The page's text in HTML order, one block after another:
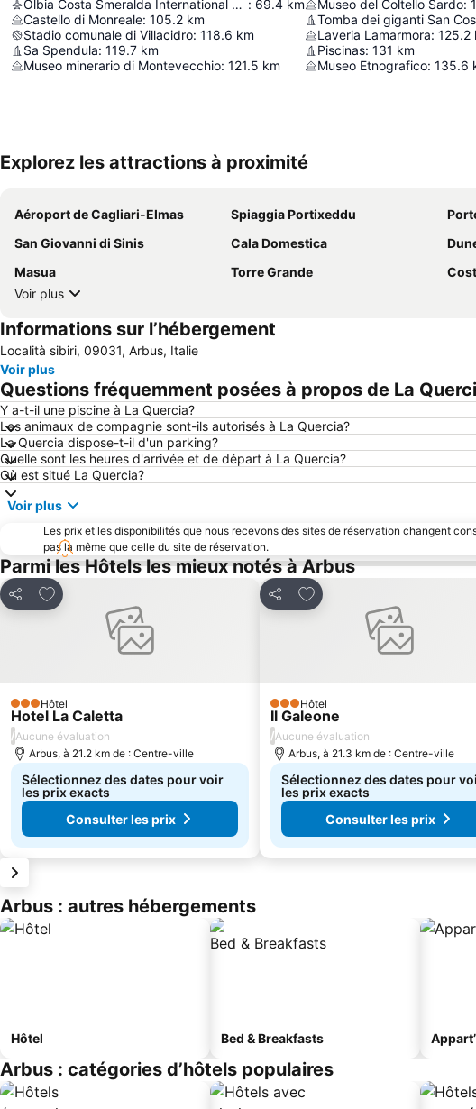
Olbia Costa Smeralda International Airport : 69.4 km
Castello di Monreale: 105.2 km
Stadio comunale di Villacidro: 118.6 km
Sa Spendula: 119.7 km
Museo minerario di Montevecchio: 121.5 km
Museo del Coltello Sardo:
Tomba dei giganti San
Laveria Lamarmora: 125.2
Piscinas: 131 km
Museo Etnografico: 135.6
Explorez les attractions à proximité
Aéroport de Cagliari-Elmas Spiaggia Portixeddu
San Giovanni di Sinis
Cala Domestica
Masua
Torre Grande
Voir plus
Informations sur l’hébergement
Località sibiri, 09031, Arbus, Italie
Voir plus
Questions fréquemment posées à propos de La
Y a-t-il une piscine à La Quercia?
Les animaux de compagnie sont-ils autorisés à La Quercia?
La Quercia dispose-t-il d'un parking?
Quelle sont les heures d'arrivée et de départ à La Quercia?
Où est situé La Quercia?
Voir plus
Les prix et les disponibilités que nous recevons des sites de réservation changent
pas la même que celle du site de réservation.
Parmi les Hôtels les mieux notés à Arbus
Partager
Ajouter à mes favoris
3 Étoiles
Hôtel
Hotel La Caletta
/Aucune évaluation
Arbus, à 21.2 km de : Centre-ville
Sélectionnez des dates pour voir
les prix exacts
Consulter les prix
Partager
Ajouter à mes favoris
3 Étoiles
Hôtel
Il Galeone
/Aucune évaluation
Arbus, à 21.3 km de : Centre-ville
Sélectionnez des dates pour
les prix exacts
Consulter les prix
Arbus : autres hébergements
Hôtel Bed & Breakfasts
Arbus : catégories d’hôtels populaires